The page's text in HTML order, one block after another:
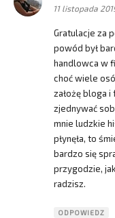
11 listopada
Gratulacje za
powód był
handlowca w
choć wiele
założę bloga
zjednywać
mnie ludzkie
płynęła, to
bardzo się
przygodzie,
radzisz.
ODPOWIEDZ